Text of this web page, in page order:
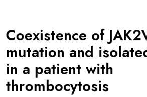
Coexistence of
mutation and
in a patient with
thrombocytosis